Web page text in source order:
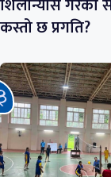
कस्तो छ प्रगति?